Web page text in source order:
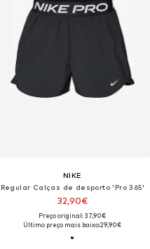
NIKE
Regular Calças de desporto 'Pro 365'
32,90€
Preço original: 37,90€
Último preço mais baixo:29,90€